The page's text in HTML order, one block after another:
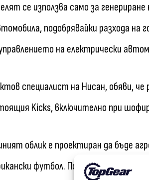
се използва само за
подобрявайки разхода на
на електрически
специалист на Нисан, обяви,
Kicks, включително при
облик е проектиран да бъде
футбол. Подобрена е и